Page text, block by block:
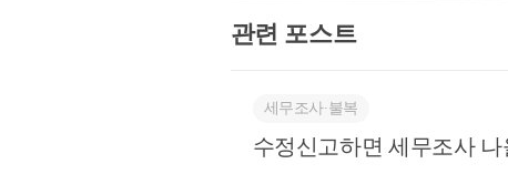
치게 안일한 대응은 더
그럼에도 불구하고...
접근해야 하고, 이 문제
관련 포스트
세무조사∙불복
수정신고하면 세무조사